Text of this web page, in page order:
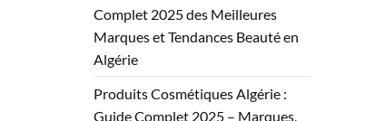
Complet 2025 des Meilleures
Marques et Tendances Beauté en
Algérie
Produits Cosmétiques Algérie :
Guide Complet 2025 – Marques,